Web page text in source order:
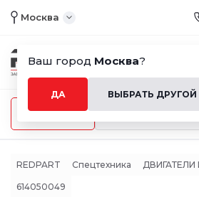
Ваш город Москва?
ДА ВЫБРАТЬ ДРУГОЙ
Москва
Меню
REDPART Спецтехника ДВИГАТЕЛИ
614050049